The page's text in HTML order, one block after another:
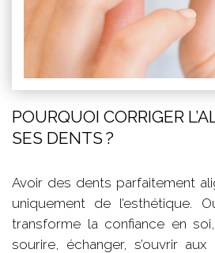
POURQUOI CORRIGER
SES DENTS ?
Avoir des dents parfaitement
uniquement de l’esthétique.
transforme la confiance en
sourire, échanger, s’ouvrir